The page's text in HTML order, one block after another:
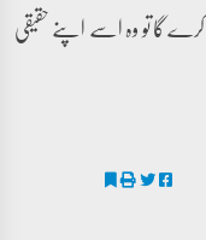
گا تو وہ اسے اپنے حقیقی